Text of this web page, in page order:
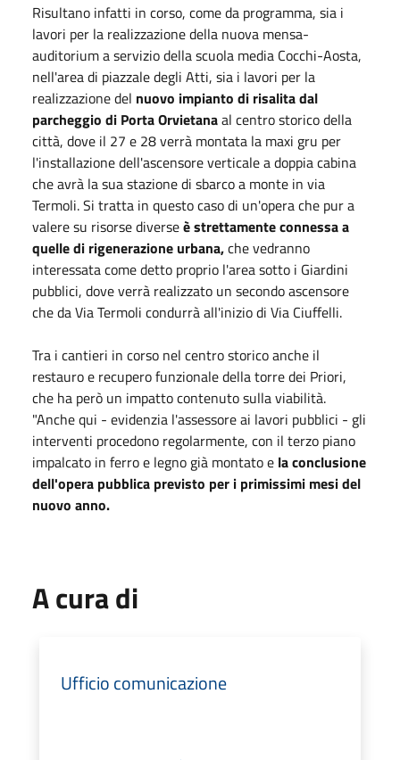
Risultano infatti in corso, come da programma, sia i
lavori per la realizzazione della nuova mensa-
auditorium a servizio della scuola media Cocchi-Aosta,
nell'area di piazzale degli Atti, sia i lavori per la
realizzazione del nuovo impianto di risalita dal
parcheggio di Porta Orvietanaal centro storico della
città, dove il 27 e 28 verrà montata la maxi gru per
l'installazione dell'ascensore verticale a doppia cabina
che avrà la sua stazione di sbarco a monte in via
Termoli. Si tratta in questo caso di un'opera che pur a
valere su risorse diverseè strettamente connessa a
quelle di rigenerazione urbana,che vedranno
interessata come detto proprio l'area sotto i Giardini
pubblici, dove verrà realizzato un secondo ascensore
che da Via Termoli condurrà all'inizio di Via Ciuffelli.
Tra i cantieri in corso nel centro storico anche il
restauro e recupero funzionale della torre dei Priori,
che ha però un impatto contenuto sulla viabilità.
"Anche qui - evidenzia l'assessore ai lavori pubblici - gli
interventi procedono regolarmente, con il terzo piano
impalcato in ferro e legno già montato e la conclusione
dell'opera pubblica previsto per i primissimi mesi del
nuovo anno.
A cura di
Ufficio comunicazione